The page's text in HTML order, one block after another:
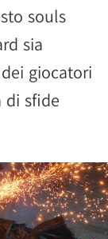
souls
sia
giocatori
di sfide